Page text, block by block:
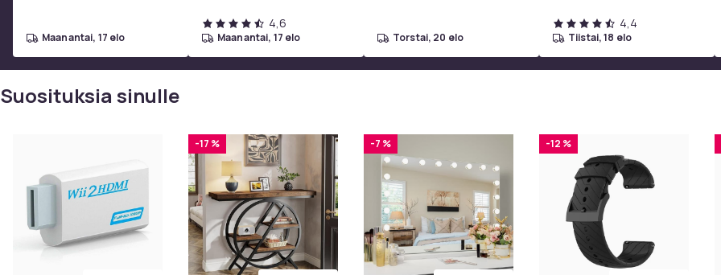
maanantai, 17 elo
4,6
maanantai, 17 elo torstai, 20 elo
4,4
tiistai, 18 elo
Suosituksia sinulle
-17 % -7 % -12 %